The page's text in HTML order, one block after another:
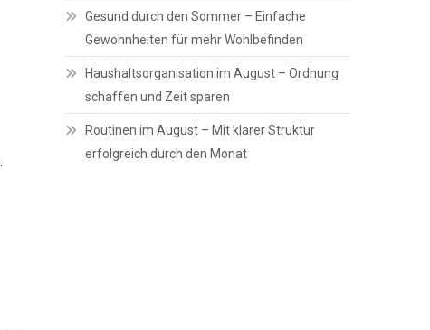
Gesund durch den Sommer – Einfache
Gewohnheiten für mehr Wohlbefinden
Haushaltsorganisation im August – Ordnung
schaffen und Zeit sparen
Routinen im August – Mit klarer Struktur
erfolgreich durch den Monat